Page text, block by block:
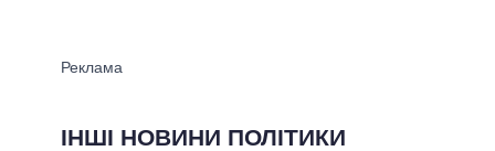
ІНШІ НОВИНИ ПОЛІТИКИ